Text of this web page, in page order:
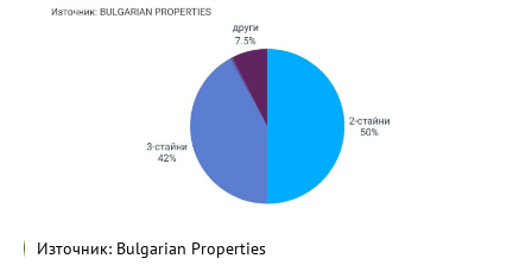
Източник: Bulgarian Properties